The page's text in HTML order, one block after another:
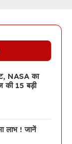
NASA का
की 15 बड़ी
लाभ ! जानें